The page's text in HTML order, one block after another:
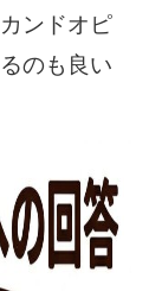
ンドオピ
のも良い